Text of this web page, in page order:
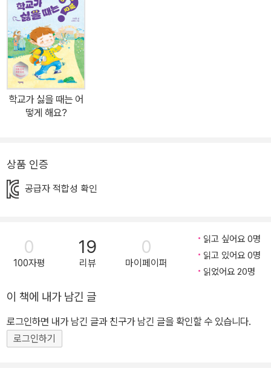
없이 점수부터 물어보며 틀린 문제를 보곤 소리를 지른다. 엄마도 시
험도 공부도 모두 싫어진 시우는 지금 상황에서 도망가고 싶은데…….
이 작품은 단순히 학업에 대한 지침을 제공하는 것을 넘어, 실패를 용
인하고, 꾸준한 노력의 가치를 알려 준다. 공부를 싫어하고 시험을 피
하고 싶은 시우, 점수에 따라 기분이 변하는 엄마, 그리고 매일 같이
마주하는 받아쓰기 시험들. 시우가 마주한 상황은 어린 독자들에게
공감을 얻을 수 있다. 독자들이 이 책을 통해 단순히 학업에 대한 흥미
울수록 틀리는 것도 많아지니까.” 실수와 실패가 두려운 시우의 학교
이에요. 시험을 본 날이면, 시우는 학교를 나서는 발걸음이 늘 무거워
지 않고, 대신 틀린 문제를 찾아내고 왜 틀렸는지 추궁합니다. 시우는
“나는 왜 이렇게 못할까”라는 생각에 휩싸이며 점점 더 자신감을 잃
고 점수를 두려워하게 되어요. 시험지가 무서워지고, 같은 실수를 반
복하는 자기 자신이 답답하기만 하죠. 엄마의 기대는 끝이 없고, 단 하
손이 떨리고 몸이 굳어버려요. 학교에서 친구들은 시험 점수를 별로
신경 쓰지 않거나 장난스럽게 받아넘기지만, 시우에게 시험은 그렇지
학교가 싫을 때는 어
떻게 해요?
상품 인증
공급자 적합성 확인
0
100자평
19
리뷰
0
마이페이퍼
읽고 싶어요 0명
읽고 있어요 0명
읽었어요 20명
이 책에 내가 남긴 글
로그인하면 내가 남긴 글과 친구가 남긴 글을 확인할 수 있습니다.
로그인하기